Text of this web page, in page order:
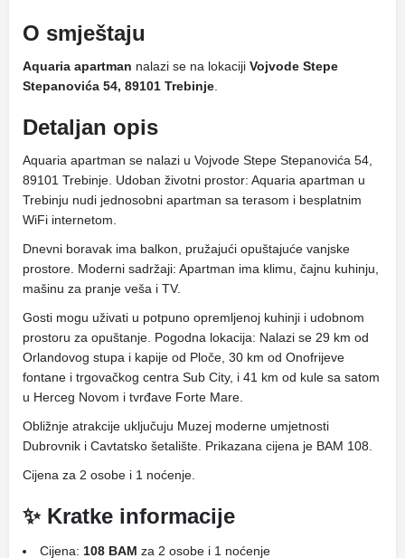
O smještaju
Aquaria apartman nalazi se na lokaciji Vojvode Stepe
Stepanovića 54, 89101 Trebinje
Detaljan opis
Aquaria apartman se nalazi u Vojvode Stepe Stepanovića 54,
89101 Trebinje. Udoban životni prostor: Aquaria apartman u
Trebinju nudi jednosobni apartman sa terasom i besplatnim
WiFi internetom.
Dnevni boravak ima balkon, pružajući opuštajuće vanjske
prostore. Moderni sadržaji: Apartman ima klimu, čajnu kuhinju,
mašinu za pranje veša i TV.
Gosti mogu uživati ​​u potpuno opremljenoj kuhinji i udobnom
prostoru za opuštanje. Pogodna lokacija: Nalazi se 29 km od
Orlandovog stupa i kapije od Ploče, 30 km od Onofrijeve
fontane i trgovačkog centra Sub City, i 41 km od kule sa satom
u Herceg Novom i tvrđave Forte Mare.
Obližnje atrakcije uključuju Muzej moderne umjetnosti
Dubrovnik i Cavtatsko šetalište. Prikazana cijena je BAM 108.
Cijena za 2 osobe i 1 noćenje.
✨ Kratke informacije
Cijena: 108 BAM za 2 osobe i 1 noćenje